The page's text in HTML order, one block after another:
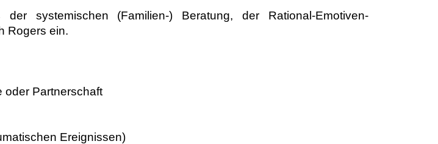
systemischen (Familien-) Beratung, der Rational-Emotiven-
Rogers ein.
Partnerschaft
Ereignissen)